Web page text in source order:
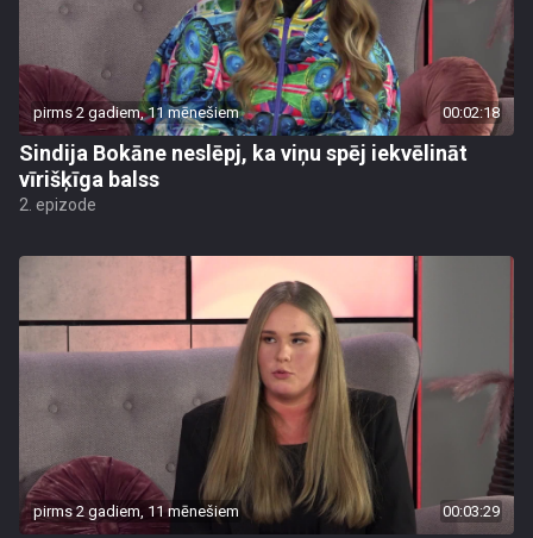
pirms 2 gadiem, 11 mēnešiem 00:02:18
Sindija Bokāne neslēpj, ka viņu spēj iekvēlināt
vīrišķīga balss
2. epizode
pirms 2 gadiem, 11 mēnešiem 00:03:29